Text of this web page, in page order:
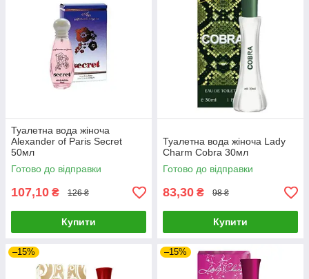
Туалетна вода жіноча
Alexander of Paris Secret
50мл
Готово до відправки
107,10 ₴ 126 ₴
Купити
Туалетна вода жіноча Lady
Charm Cobra 30мл
Готово до відправки
83,30 ₴ 98 ₴
Купити
–15% –15%